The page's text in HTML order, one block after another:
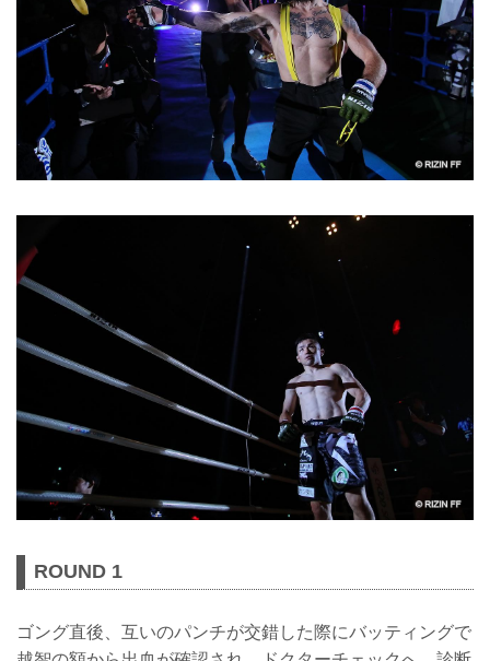
ROUND 1
ゴング直後、互いのパンチが交錯した際にバッティングで